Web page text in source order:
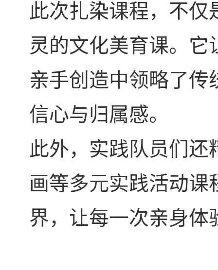
此次扎染课程，不仅
灵的文化美育课。
亲手创造中领略了
信心与归属感。
此外，实践队员们还
画等多元实践活动
界，让每一次亲身体